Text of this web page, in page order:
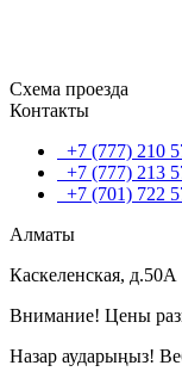
Схема проезда
Контакты
+7 (777) 210
+7 (777) 213
+7 (701) 722
Алматы
Каскеленская, д.50А
Внимание! Цены
Назар аударыңыз!